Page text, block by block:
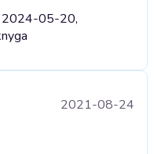
2024-05-20,
2021-08-24